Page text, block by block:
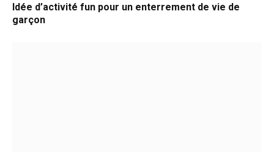
Idée d’activité fun pour un enterrement de vie de
garçon